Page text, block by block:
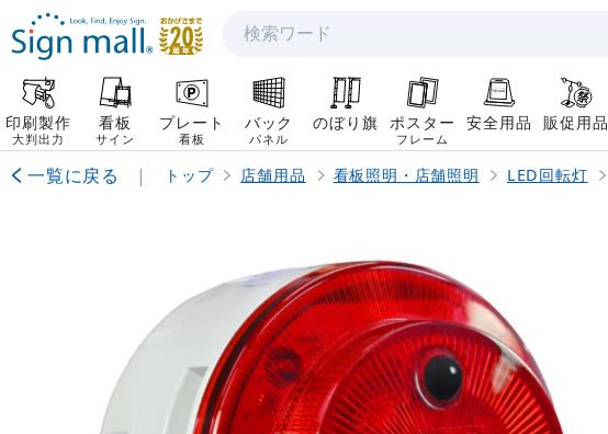
検索
印刷製作
大判出力
看板
サイン
プレート
看板
バック
パネル
のぼり旗 ポスター
フレーム
安全用品 販促用品
一覧に戻る | トップ 店舗用品 看板照明・店舗照明 LED回転灯